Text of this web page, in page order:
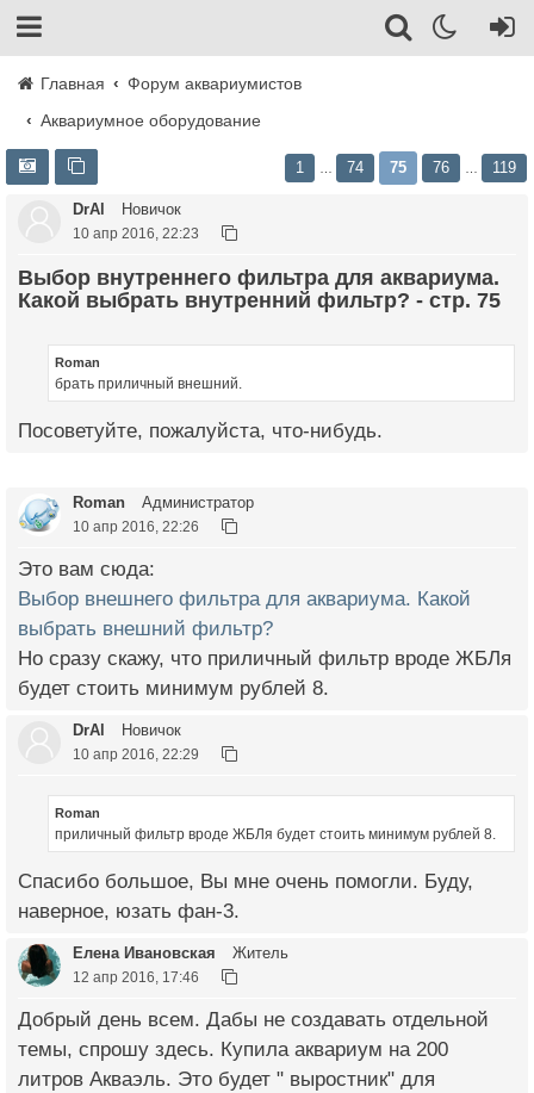
Главная
Форум аквариумистов
Аквариумное оборудование
1 74 75 76 119
DrAl Новичок
10 апр 2016, 22:23
Выбор внутреннего фильтра для аквариума.
Какой выбрать внутренний фильтр? - стр. 75
Roman
брать приличный внешний.
Посоветуйте, пожалуйста, что-нибудь.
Roman Администратор
10 апр 2016, 22:26
Это вам сюда:
Выбор внешнего фильтра для аквариума. Какой
выбрать внешний фильтр?
Но сразу скажу, что приличный фильтр вроде ЖБЛя
будет стоить минимум рублей 8.
DrAl Новичок
10 апр 2016, 22:29
Roman
приличный фильтр вроде ЖБЛя будет стоить минимум рублей 8.
Спасибо большое, Вы мне очень помогли. Буду,
наверное, юзать фан-3.
Елена Ивановская Житель
12 апр 2016, 17:46
Добрый день всем. Дабы не создавать отдельной
темы, спрошу здесь. Купила аквариум на 200
литров Акваэль. Это будет " выростник" для